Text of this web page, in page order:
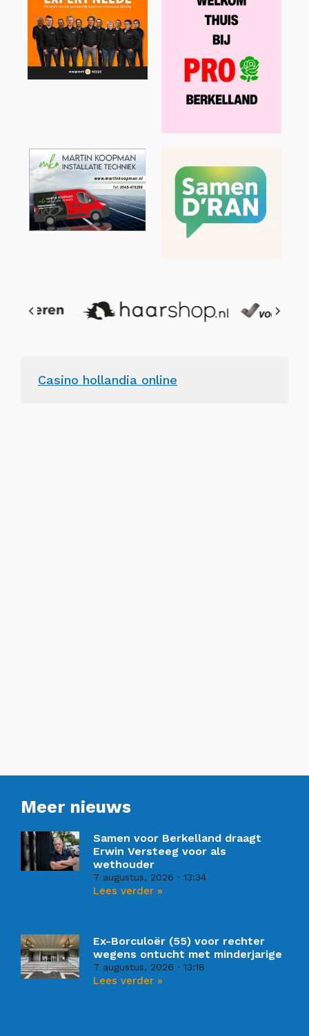
Casino hollandia online
Meer nieuws
Samen voor Berkelland draagt
Erwin Versteeg voor als
wethouder
7 augustus, 2026 13:34
Lees verder »
Ex-Borculoër (55) voor rechter
wegens ontucht met minderjarige
7 augustus, 2026 13:18
Lees verder »